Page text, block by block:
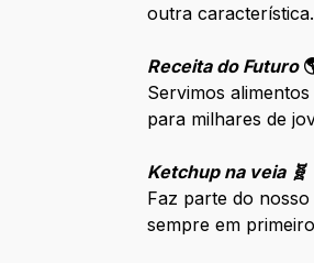
outra
Receita do Futuro
Servimos
para milhares de
Ketchup na veia 🧬
Faz parte do
sempre em